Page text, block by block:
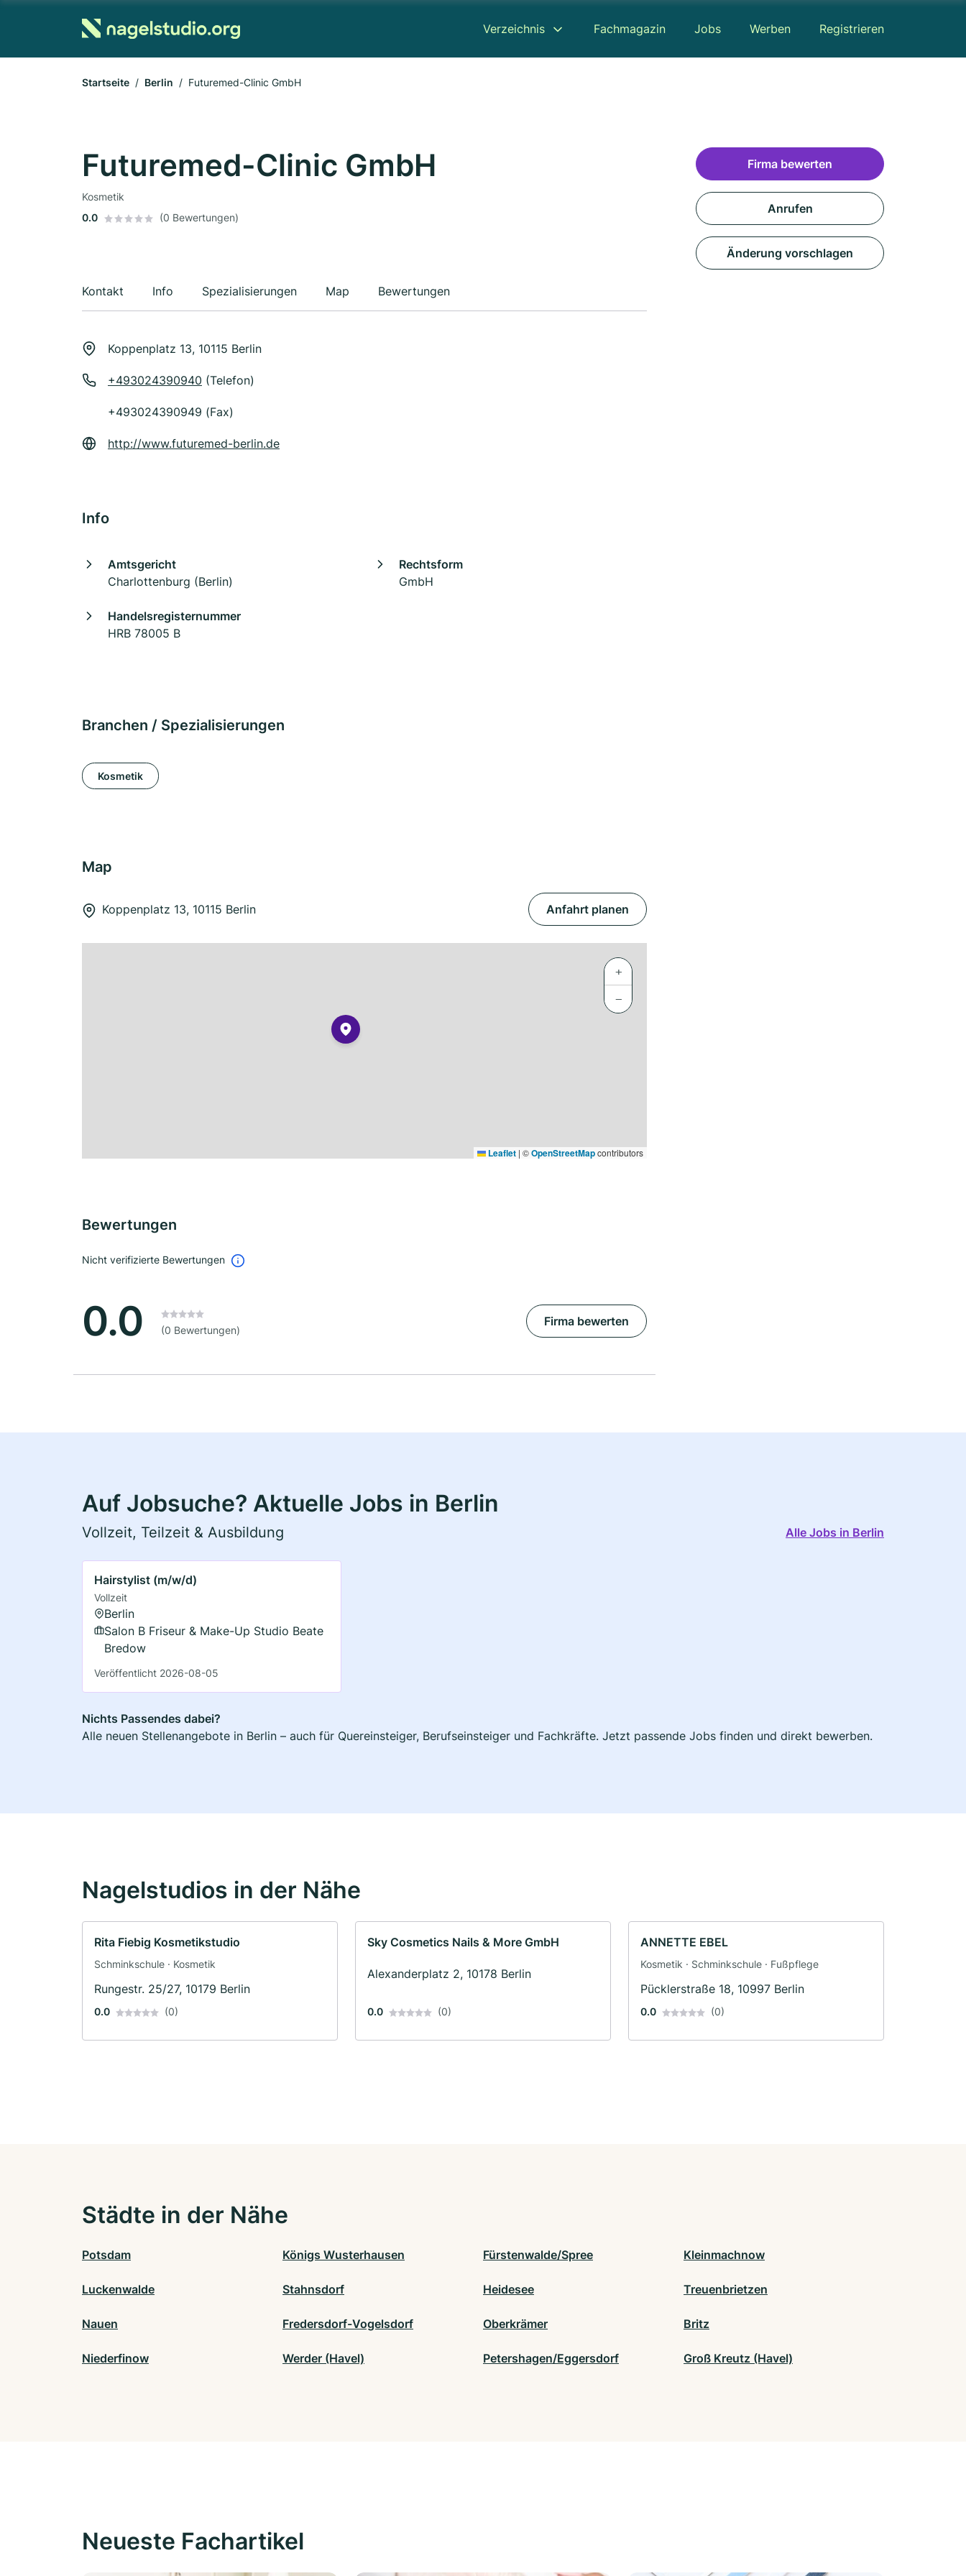
Verzeichnis Fachmagazin Jobs Werben Registrieren
Startseite Berlin Futuremed-Clinic GmbH
Futuremed-Clinic GmbH
Kosmetik
0.0
(0 Bewertungen)
Kontakt Info Spezialisierungen Map Bewertungen
Koppenplatz 13, 10115 Berlin
+493024390940 (Telefon)
+493024390949 (Fax)
http://www.futuremed-berlin.de
Info
Amtsgericht
Charlottenburg (Berlin)
Rechtsform
GmbH
Handelsregisternummer
HRB 78005 B
Branchen / Spezialisierungen
Kosmetik
Map
Koppenplatz 13, 10115 Berlin Anfahrt planen
+
−
Leaflet | ©OpenStreetMapcontributors
Bewertungen
Nicht verifizierte Bewertungen
0.0 (0 Bewertungen)
Firma bewerten
Firma bewerten
Anrufen
Änderung vorschlagen
Auf Jobsuche? Aktuelle Jobs in Berlin
Vollzeit, Teilzeit & Ausbildung Alle Jobs in Berlin
Hairstylist (m/w/d)
Vollzeit
Berlin
Salon B Friseur & Make-Up Studio Beate
Bredow
Veröffentlicht 2026-08-05
Nichts Passendes dabei?
Alle neuen Stellenangebote in Berlin – auch für Quereinsteiger, Berufseinsteiger und Fachkräfte. Jetzt passende Jobs finden und direkt bewerben.
Nagelstudios in der Nähe
Rita Fiebig Kosmetikstudio
Schminkschule · Kosmetik
Rungestr. 25/27, 10179 Berlin
0.0 (0)
Sky Cosmetics Nails & More GmbH
Alexanderplatz 2, 10178 Berlin
0.0 (0)
ANNETTE EBEL
Kosmetik · Schminkschule · Fußpflege
Pücklerstraße 18, 10997 Berlin
0.0 (0)
Städte in der Nähe
Potsdam Königs Wusterhausen Fürstenwalde/Spree Kleinmachnow
Luckenwalde Stahnsdorf Heidesee Treuenbrietzen
Nauen Fredersdorf-Vogelsdorf Oberkrämer Britz
Niederfinow Werder (Havel) Petershagen/Eggersdorf Groß Kreutz (Havel)
Neueste Fachartikel